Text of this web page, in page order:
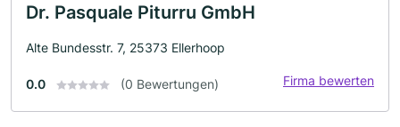
Dr. Pasquale Piturru GmbH
Alte Bundesstr. 7, 25373 Ellerhoop
0.0 (0 Bewertungen) Firma bewerten